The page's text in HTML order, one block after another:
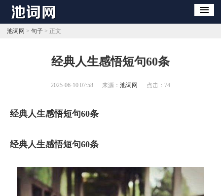
池词网 > 句子> 正文
​经典人生感悟短句60条
2025-06-10 07:58 来源： 池词网 点击： 74
经典人生感悟短句60条
经典人生感悟短句60条